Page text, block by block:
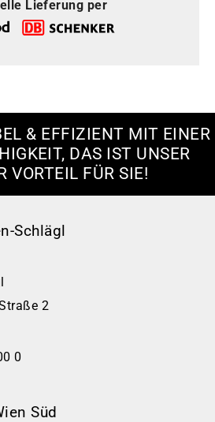
Lieferung per
& EFFIZIENT MIT EINER
DAS IST UNSER
VORTEIL FÜR SIE!
Schlägl
2
0
Süd